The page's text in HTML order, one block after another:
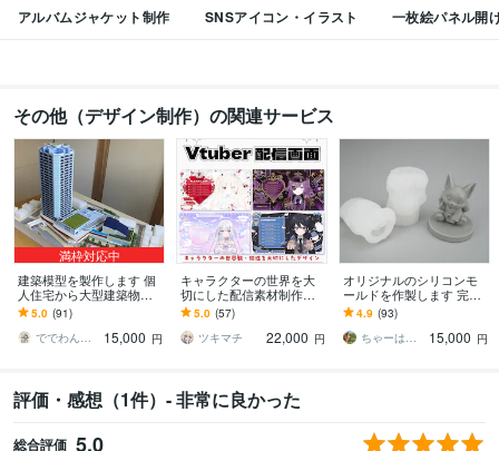
アルバムジャケット制作 SNSアイコン・イラスト 一枚絵パネル開
その他（デザイン制作）の関連サービス
満枠対応中
建築模型を製作します 個
人住宅から大型建築物ま
でお任せください！⭐︎送料
込み⭐︎
5.0 (91)
ででわん（一級建築士）
15,000 円
キャラクターの世界を大
切にした配信素材制作致
します オリジナル配信素
材を制作致します!モーシ
ョン付きも可能です！
5.0 (57)
ツキマチ
22,000 円
オリジナルのシリコンモ
ールドを作製します 完全
オリジナルのシリコン型
を使ってみませんか？
4.9 (93)
ちゃーはんさん
15,000 円
評価・感想（1件）- 非常に良かった
総合評価 5.0